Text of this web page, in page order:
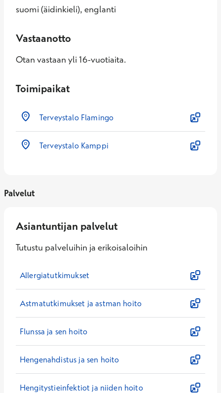
suomi (äidinkieli), englanti
Vastaanotto
Otan vastaan yli 16-vuotiaita.
Toimipaikat
Terveystalo Flamingo
Terveystalo Kamppi
Palvelut
Asiantuntijan palvelut
Tutustu palveluihin ja erikoisaloihin
Allergiatutkimukset
Astmatutkimukset ja astman hoito
Flunssa ja sen hoito
Hengenahdistus ja sen hoito
Hengitystieinfektiot ja niiden hoito